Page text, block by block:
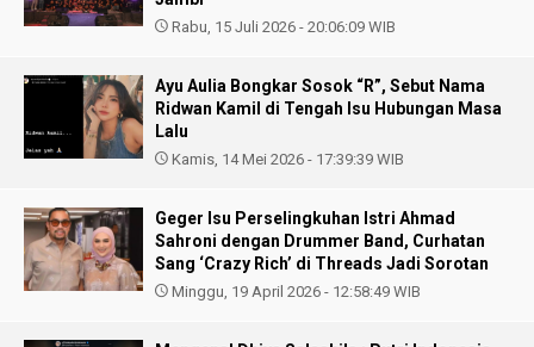
Rabu, 15 Juli 2026 - 20:06:09 WIB
Ayu Aulia Bongkar Sosok “R”, Sebut Nama
Ridwan Kamil di Tengah Isu Hubungan Masa
Lalu
Kamis, 14 Mei 2026 - 17:39:39 WIB
Geger Isu Perselingkuhan Istri Ahmad
Sahroni dengan Drummer Band, Curhatan
Sang ‘Crazy Rich’ di Threads Jadi Sorotan
Minggu, 19 April 2026 - 12:58:49 WIB